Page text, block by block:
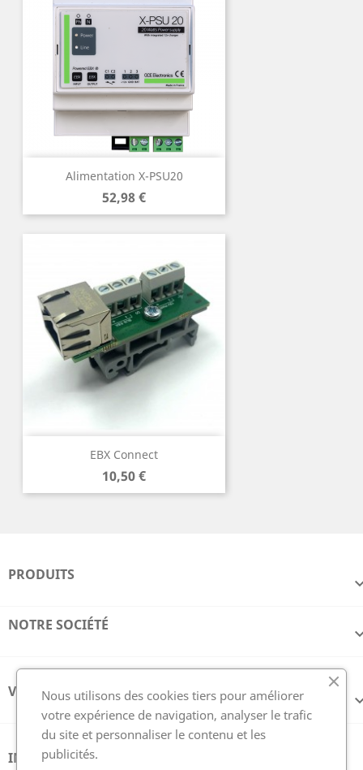
Alimentation X-PSU20
Prix
52,98 €
EBX Connect
Prix
10,50 €
PRODUITS
NOTRE SOCIÉTÉ
VOTRE COMPTE
INFORMATIONS
Nous utilisons des cookies tiers pour améliorer
votre expérience de navigation, analyser le trafic
du site et personnaliser le contenu et les
publicités.